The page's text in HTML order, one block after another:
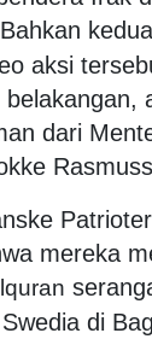
aksi
dari
mereka
quran
di